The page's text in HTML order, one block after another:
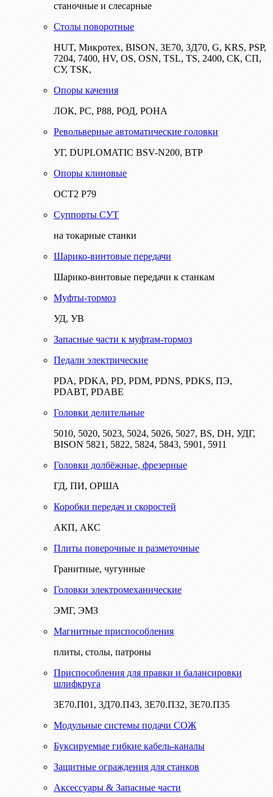
станочные и слесарные
Столы поворотные
HUT, Микротех, BISON, 3Е70, 3Д70, G, KRS, PSP,
7204, 7400, HV, OS, OSN, TSL, TS, 2400, СК, СП,
СУ, TSK,
Опоры качения
ЛОК, РС, Р88, РОД, РОНА
Револьверные автоматические головки
УГ, DUPLOMATIC BSV-N200, ВТР
Опоры клиновые
ОСТ2 Р79
Суппорты СУТ
на токарные станки
Шарико-винтовые передачи
Шарико-винтовые передачи к станкам
Муфты-тормоз
УД, УВ
Запасные части к муфтам-тормоз
Педали электрические
PDA, PDKA, PD, PDM, PDNS, PDKS, ПЭ,
PDABT, PDABE
Головки делительные
5010, 5020, 5023, 5024, 5026, 5027, BS, DH, УДГ,
BISON 5821, 5822, 5824, 5843, 5901, 5911
Головки долбёжные, фрезерные
ГД, ПИ, ОРША
Коробки передач и скоростей
АКП, АКС
Плиты поверочные и разметочные
Гранитные, чугунные
Головки электромеханические
ЭМГ, ЭМЗ
Магнитные приспособления
плиты, столы, патроны
Приспособления для правки и балансировки
шлифкруга
3Е70.П01, 3Д70.П43, 3Е70.П32, 3Е70.П35
Модульные системы подачи СОЖ
Буксируемые гибкие кабель-каналы
Защитные ограждения для станков
Аксессуары & Запасные части